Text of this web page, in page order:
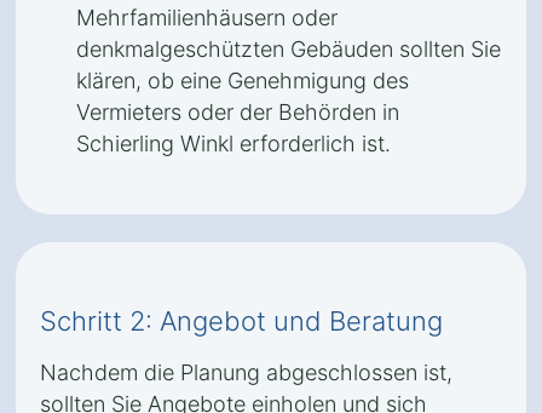
Mehrfamilienhäusern oder
denkmalgeschützten Gebäuden sollten Sie
klären, ob eine Genehmigung des
Vermieters oder der Behörden in
Schierling Winkl erforderlich ist.
Schritt 2: Angebot und Beratung
Nachdem die Planung abgeschlossen ist,
sollten Sie Angebote einholen und sich